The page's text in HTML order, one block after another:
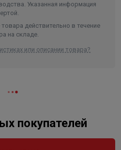
1.330
220
Указанная информация
действительно в течение
на складе.
или описании товара?
покупателей